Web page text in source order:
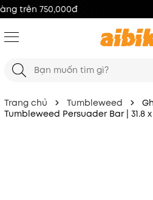
Trang chủ Tumbleweed
Tumbleweed Persuader Bar | 31.8